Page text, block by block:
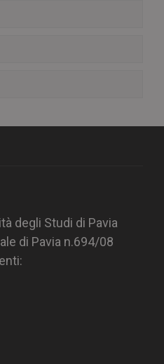
degli Studi di Pavia
di Pavia n.694/08